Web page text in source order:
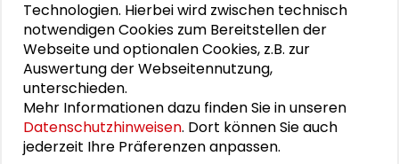
Hannah Ferber
Alexander Gemeinhardt
Katharina Gerarts
Dirk Holzinger
Technologien. Hierbei wird zwischen technisch
notwendigen Cookies zum Bereitstellen der
Webseite und optionalen Cookies, z.B. zur
Auswertung der Webseitennutzung,
unterschieden.
Mehr Informationen dazu finden Sie in unseren
Datenschutzhinweisen. Dort können Sie auch
jederzeit Ihre Präferenzen anpassen.